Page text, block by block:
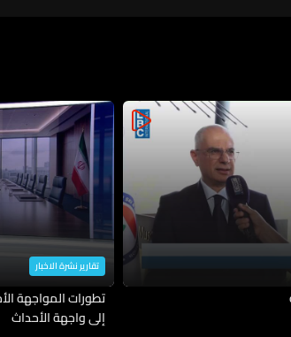
تقارير نشرة الاخبار
تطورات المواجهة
إلى واجهة الأحداث